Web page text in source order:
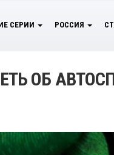
СЕРИИ РОССИЯ
ОБ